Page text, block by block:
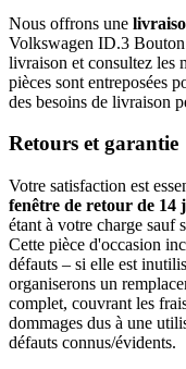
Nous offrons une
Volkswagen ID.3
livraison et consultez les
pièces sont entreposées
des besoins de livraison
Retours et garantie
Votre satisfaction est
fenêtre de retour de 14
étant à votre charge sauf
Cette pièce d'occasion
défauts – si elle est
organiserons un
complet, couvrant les
dommages dus à une
défauts connus/évidents.